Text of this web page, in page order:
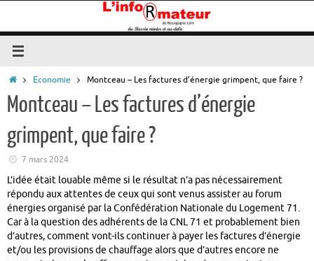
contenu
AccueilEconomie Montceau – Les factures d’énergie grimpent, que faire ?
Montceau – Les factures d’énergie
grimpent, que faire ?
7 mars 2024
L’idée était louable même si le résultat n’a pas nécessairement
répondu aux attentes de ceux qui sont venus assister au forum
énergies organisé par la Confédération Nationale du Logement 71.
Car à la question des adhérents de la CNL 71 et probablement bien
d’autres, comment vont-ils continuer à payer les factures d’énergie
et/ou les provisions de chauffage alors que d’autres encore ne